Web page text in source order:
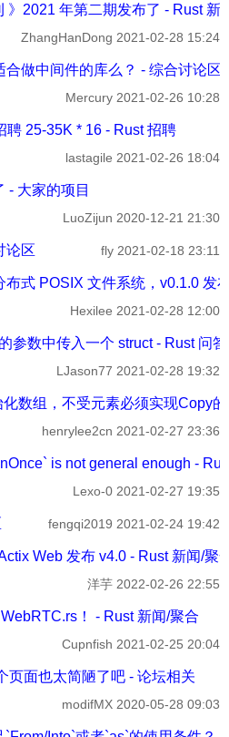
》2021 年第二期发布了 - Rust 新
ZhangHanDong 2021-02-28 15:24
合做中间件的库么？ - 综合讨论区
Mercury 2021-02-26 10:28
25-35K * 16 - Rust 招聘
lastagile 2021-02-26 18:04
- 大家的项目
LuoZijun 2020-12-21 21:30
论区 fly 2021-02-18 23:11
式 POSIX 文件系统，v0.1.0 发
Hexilee 2021-02-28 12:00
参数中传入一个 struct - Rust 问答
LJason77 2021-02-28 19:32
数组，不受元素必须实现Copy
henrylee2cn 2021-02-27 23:36
is not general enough -
Lexo-0 2021-02-27 19:35
fengqi2019 2021-02-24 19:42
Web 发布 v4.0 - Rust 新闻/聚
洋芋 2022-02-26 22:55
！ - Rust 新闻/聚合
Cupnfish 2021-02-25 20:04
页面也太简陋了吧 - 论坛相关
modifMX 2020-05-28 09:03